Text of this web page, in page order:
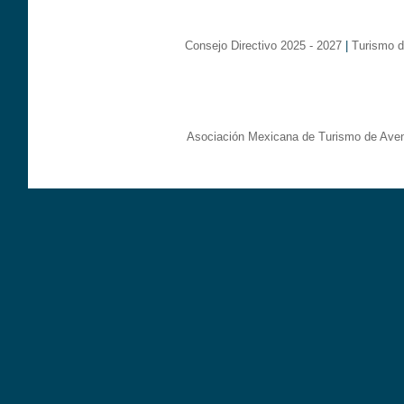
Consejo Directivo 2025 - 2027| Turismo
Asociación Mexicana de Turismo de